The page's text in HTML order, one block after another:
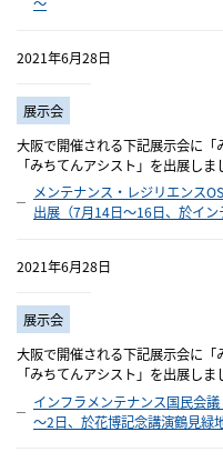
2021年6月28日
展示会
大阪で開催される下記展示会に「
「みちてんアシスト」を出展しま
メンテナンス・レジリエンス
出展（7月14日～16日、於イン
2021年6月28日
展示会
大阪で開催される下記展示会に「
「みちてんアシスト」を出展しま
インフラメンテナンス国民会
～2日、於花博記念講演鶴見緑